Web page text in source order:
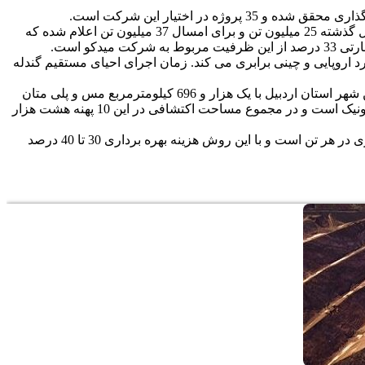
وی با بیان اینکه 90 درصد پروژه های این شرکت در شهر کرمان وجود دارد، گفت: براساس آمار اعلام شده ظرفیت تولید فولاد کشور در سال گذشته 25 میلیون تن و برای امسال 37 میلیون تن اعلام شده که
میدکو در سال 1390 راه اندازی شد و در آن دوره کنسانتره 1 و 2 زرند با زمان اجرای 2.5 سال با رکورد اروپایی و چینی برابری می کند. زمان اجرای احیای مستقیم گندله
عضو هیات مدیره میدکو با بیان اینکه این شرکت 10 محدوده پهنه اکتشافی دارد، افزود: نخستین پهنه اکتشافی آن سبلان ـ قره سو در مشکین شهر استان اردبیل با یک هزار و 696 کیلومترمربع مس و پلی متان
است که هزینه در این منطقه ریسک زیادی دارد و پهنه دوم، پهنه طارم ـ سفلی در استان قزوین است که دارای 2 هزار و 876 کیلومتر مربع آلونیک است و در مجموع مساحت اکتشافی در این 10 پهنه هشت هزار
وی در پایان سخنان خود درباره دیگر دستاوردهای میدکو گفت: اجرای پروژه مس با روش بایولیچینگ است با پنج هزار و 600دلار سرمایه گذاری در هر تن است و با این روش هزینه بهره برداری 30 تا 40 درصد